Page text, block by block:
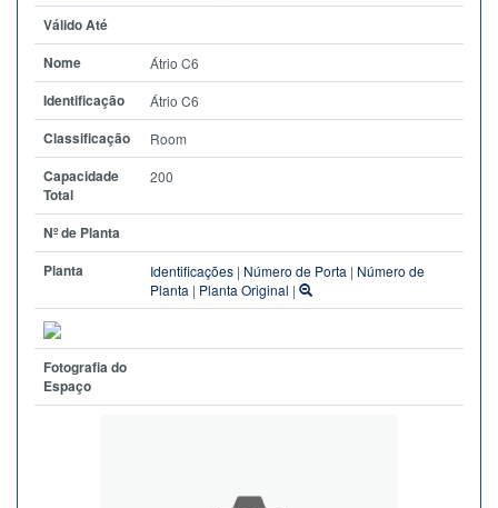
Válido Até
Nome
Átrio C6
Identificação Átrio C6
Classificação Room
Capacidade
Total
200
Nº de Planta
Planta
Identificações | Número de Porta | Número de
Planta | Planta Original |
Fotografia do
Espaço